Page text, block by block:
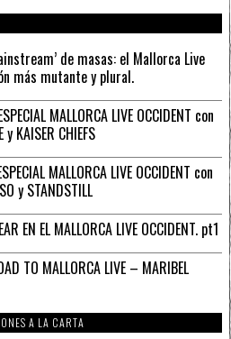
de masas: el Mallorca Live
más mutante y plural.
MALLORCA LIVE OCCIDENT con
y KAISER CHIEFS
MALLORCA LIVE OCCIDENT con
y STANDSTILL
EN EL MALLORCA LIVE OCCIDENT. pt1
TO MALLORCA LIVE – MARIBEL
A LA CARTA